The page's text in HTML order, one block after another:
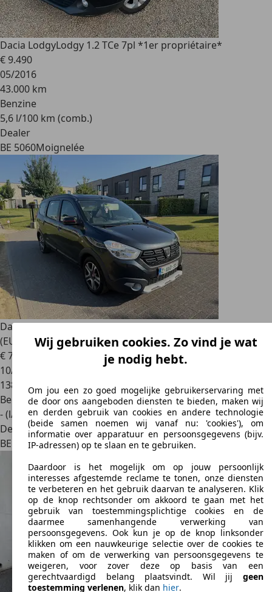
Dacia LodgyLodgy 1.2 TCe 7pl *1er propriétaire*
€ 9.490
05/2016
43.000 km
Benzine
5,6 l/100 km (comb.)
Dealer
BE 5060Moignelée
Dacia LodgyLodgy Stepway 1.3 TCe Techroad GPF 7pl.
(EU6.2)
€ 7.900
10/2019
138.000 km
Benzine
- (l/100 km)
Dealer
BE 1060Bruxelles
Wij gebruiken cookies. Zo vind je wat
je nodig hebt.
Om jou een zo goed mogelijke gebruikerservaring met
de door ons aangeboden diensten te bieden, maken wij
en derden gebruik van cookies en andere technologie
(beide samen noemen wij vanaf nu: 'cookies'), om
informatie over apparatuur en persoonsgegevens (bijv.
IP-adressen) op te slaan en te gebruiken.
Daardoor is het mogelijk om op jouw persoonlijk
interesses afgestemde reclame te tonen, onze diensten
te verbeteren en het gebruik daarvan te analyseren. Klik
op de knop rechtsonder om akkoord te gaan met het
gebruik van toestemmingsplichtige cookies en de
daarmee samenhangende verwerking van
persoonsgegevens. Ook kun je op de knop linksonder
klikken om een nauwkeurige selectie over de cookies te
maken of om de verwerking van persoonsgegevens te
weigeren, voor zover deze op basis van een
gerechtvaardigd belang plaatsvindt. Wil jij geen
toestemming verlenen, klik dan hier.